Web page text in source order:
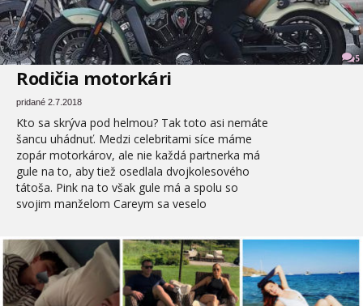
5
Rodičia motorkári
pridané 2.7.2018
Kto sa skrýva pod helmou? Tak toto asi nemáte
šancu uhádnuť. Medzi celebritami síce máme
zopár motorkárov, ale nie každá partnerka má
gule na to, aby tiež osedlala dvojkolesového
tátoša. Pink na to však gule má a spolu so
svojim manželom Careym sa veselo